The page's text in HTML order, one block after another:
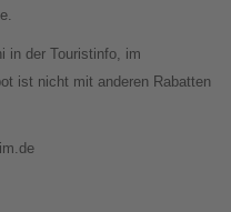
in der Touristinfo, im
ist nicht mit anderen Rabatten